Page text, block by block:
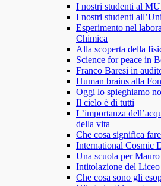
I nostri studenti al
I nostri studenti
Esperimento nel
Chimica
Alla scoperta della
Science for peace in
Franco Baresi in
Human brains alla
Oggi lo spieghiamo
Il cielo è di tutti
L’importanza
della vita
Che cosa significa
International Cosmic
Una scuola per Mauro
Intitolazione del
Che cosa sono gli